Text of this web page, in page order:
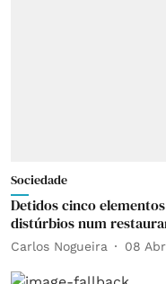
Sociedade
Detidos cinco
distúrbios num
Carlos Nogueira 08